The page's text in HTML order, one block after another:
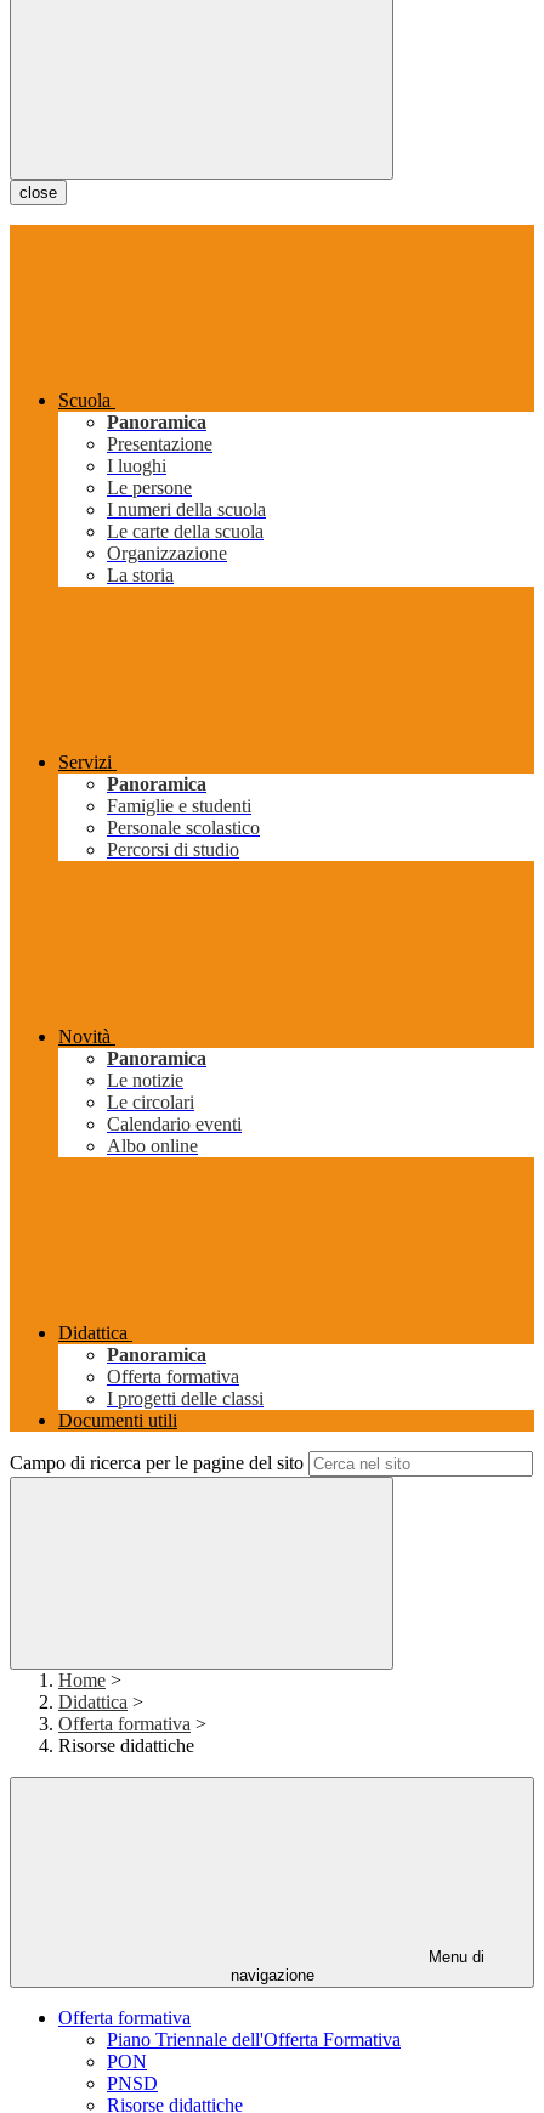
close
Scuola
Panoramica
Presentazione
I luoghi
Le persone
I numeri della scuola
Le carte della scuola
Organizzazione
La storia
Servizi
Panoramica
Famiglie e studenti
Personale scolastico
Percorsi di studio
Novità
Panoramica
Le notizie
Le circolari
Calendario eventi
Albo online
Didattica
Panoramica
Offerta formativa
I progetti delle classi
Documenti utili
Campo di ricerca per le pagine del sito
Home >
Didattica >
Offerta formativa >
Risorse didattiche
Menu di
navigazione
Offerta formativa
Piano Triennale dell'Offerta Formativa
PON
PNSD
Risorse didattiche